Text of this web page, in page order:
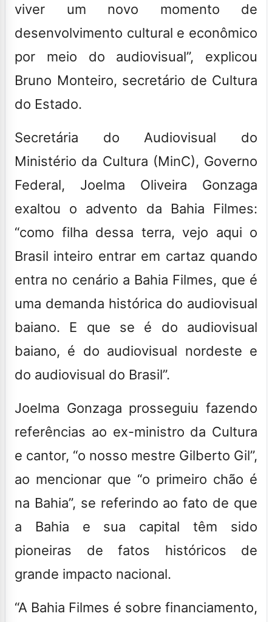
viver um novo momento de
desenvolvimento cultural e econômico
por meio do audiovisual”, explicou
Bruno Monteiro, secretário de Cultura
do Estado.
Secretária do Audiovisual do
Ministério da Cultura (MinC), Governo
Federal, Joelma Oliveira Gonzaga
exaltou o advento da Bahia Filmes:
“como filha dessa terra, vejo aqui o
Brasil inteiro entrar em cartaz quando
entra no cenário a Bahia Filmes, que é
uma demanda histórica do audiovisual
baiano. E que se é do audiovisual
baiano, é do audiovisual nordeste e
do audiovisual do Brasil”.
Joelma Gonzaga prosseguiu fazendo
referências ao ex-ministro da Cultura
e cantor, “o nosso mestre Gilberto Gil”,
ao mencionar que “o primeiro chão é
na Bahia”, se referindo ao fato de que
a Bahia e sua capital têm sido
pioneiras de fatos históricos de
grande impacto nacional.
“A Bahia Filmes é sobre financiamento,